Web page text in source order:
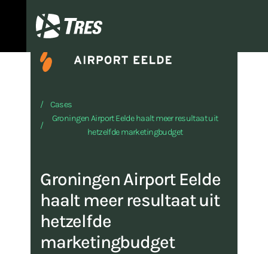
Cases
Groningen Airport Eelde haalt meer resultaat uit
hetzelfde marketingbudget
Groningen Airport Eelde
haalt meer resultaat uit
hetzelfde
marketingbudget